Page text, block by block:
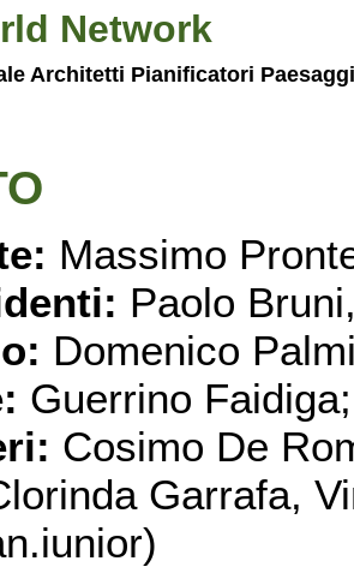
Architetti Pianificatori
Massimo
Paolo
Domenico
Guerrino Faidiga;
Cosimo De
Garrafa,